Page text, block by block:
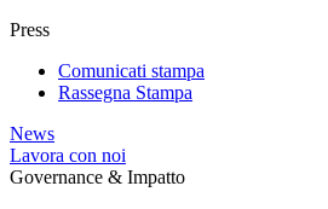
Press
Comunicati stampa
Rassegna Stampa
News
Lavora con noi
Governance & Impatto